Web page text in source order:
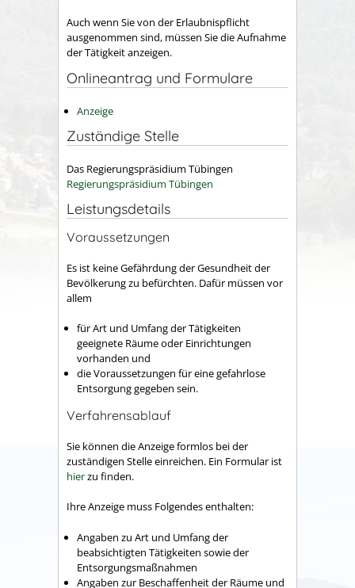
Auch wenn Sie von der Erlaubnispflicht
ausgenommen sind, müssen Sie die Aufnahme
der Tätigkeit anzeigen.
Onlineantrag und Formulare
Anzeige
Zuständige Stelle
Das Regierungspräsidium Tübingen
Regierungspräsidium Tübingen
Leistungsdetails
Voraussetzungen
Es ist keine Gefährdung der Gesundheit der
Bevölkerung zu befürchten. Dafür müssen vor
allem
für Art und Umfang der Tätigkeiten
geeignete Räume oder Einrichtungen
vorhanden und
die Voraussetzungen für eine gefahrlose
Entsorgung gegeben sein.
Verfahrensablauf
Sie können die Anzeige formlos bei der
zuständigen Stelle einreichen. Ein Formular ist
hierzu finden.
Ihre Anzeige muss Folgendes enthalten:
Angaben zu Art und Umfang der
beabsichtigten Tätigkeiten sowie der
Entsorgungsmaßnahmen
Angaben zur Beschaffenheit der Räume und